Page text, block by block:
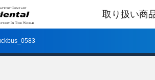
取り扱い商